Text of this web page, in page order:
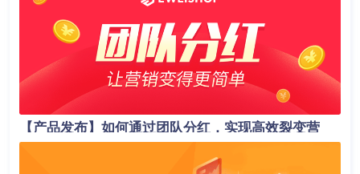
【产品发布】如何通过团队分红，实现高效裂变营
销？